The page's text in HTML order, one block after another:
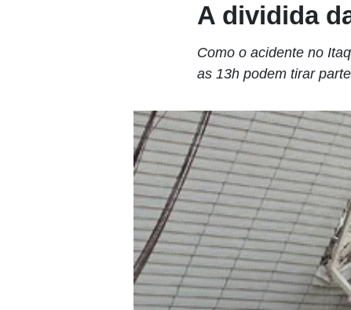
A dividida
Como o acidente no
as 13h podem tirar